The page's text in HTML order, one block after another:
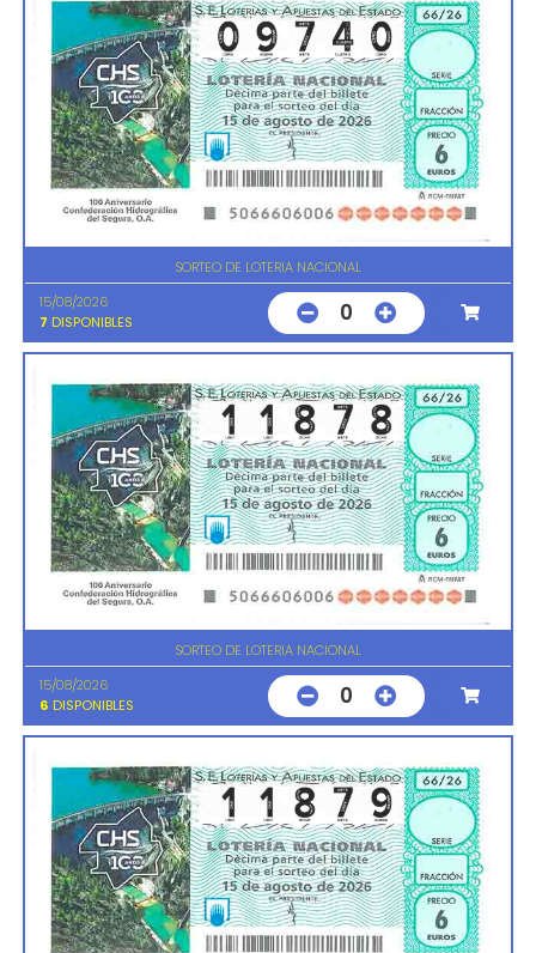
SORTEO DE LOTERIA NACIONAL
15/08/2026
7 DISPONIBLES 0
SORTEO DE LOTERIA NACIONAL
15/08/2026
6 DISPONIBLES 0